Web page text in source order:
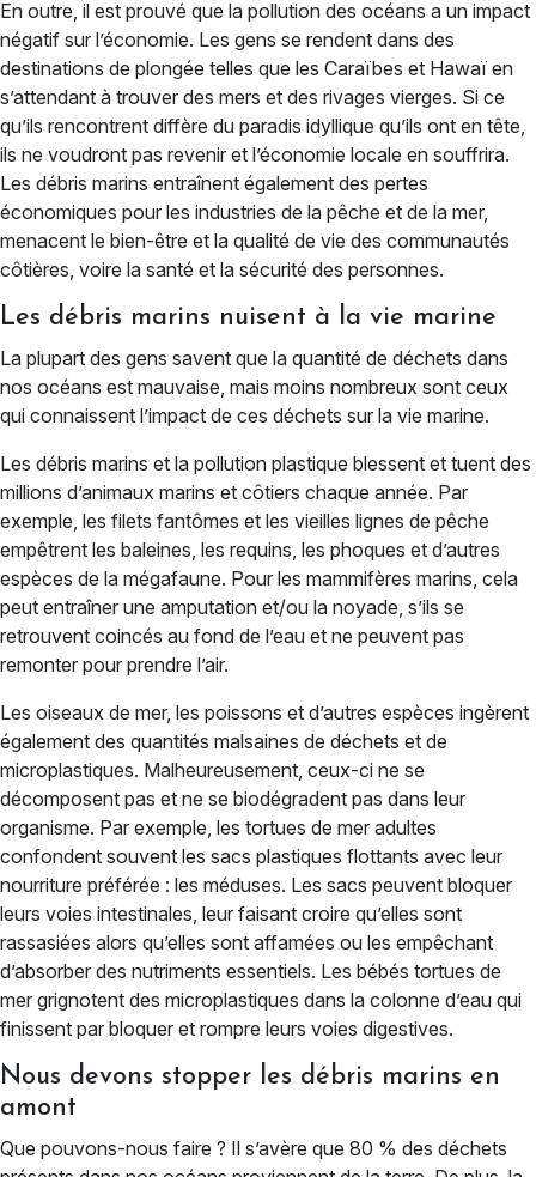
En outre, il est prouvé que la pollution des océans a un impact
négatif sur l’économie. Les gens se rendent dans des
destinations de plongée telles que les Caraïbes et Hawaï en
s’attendant à trouver des mers et des rivages vierges. Si ce
qu’ils rencontrent diffère du paradis idyllique qu’ils ont en tête,
ils ne voudront pas revenir et l’économie locale en souffrira.
Les débris marins entraînent également des pertes
économiques pour les industries de la pêche et de la mer,
menacent le bien-être et la qualité de vie des communautés
côtières, voire la santé et la sécurité des personnes.
Les débris marins nuisent à la vie marine
La plupart des gens savent que la quantité de déchets dans
nos océans est mauvaise, mais moins nombreux sont ceux
qui connaissent l’impact de ces déchets sur la vie marine.
Les débris marins et la pollution plastique blessent et tuent des
millions d’animaux marins et côtiers chaque année. Par
exemple, les filets fantômes et les vieilles lignes de pêche
empêtrent les baleines, les requins, les phoques et d’autres
espèces de la mégafaune. Pour les mammifères marins, cela
peut entraîner une amputation et/ou la noyade, s’ils se
retrouvent coincés au fond de l’eau et ne peuvent pas
remonter pour prendre l’air.
Les oiseaux de mer, les poissons et d’autres espèces ingèrent
également des quantités malsaines de déchets et de
microplastiques. Malheureusement, ceux-ci ne se
décomposent pas et ne se biodégradent pas dans leur
organisme. Par exemple, les tortues de mer adultes
confondent souvent les sacs plastiques flottants avec leur
nourriture préférée : les méduses. Les sacs peuvent bloquer
leurs voies intestinales, leur faisant croire qu’elles sont
rassasiées alors qu’elles sont affamées ou les empêchant
d’absorber des nutriments essentiels. Les bébés tortues de
mer grignotent des microplastiques dans la colonne d’eau qui
finissent par bloquer et rompre leurs voies digestives.
Nous devons stopper les débris marins en
amont
Que pouvons-nous faire ? Il s’avère que 80 % des déchets